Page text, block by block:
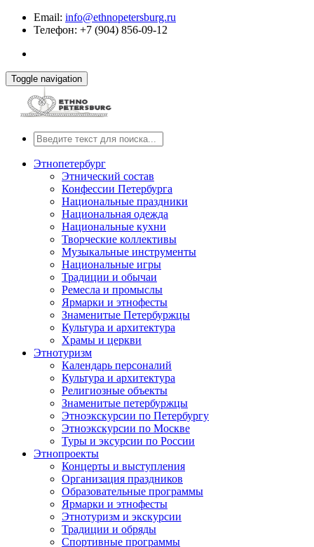
Email: info@ethnopetersburg.ru
Телефон: +7 (904) 856-09-12
Toggle navigation
Этнопетербург
Этнический состав
Конфессии Петербурга
Национальные праздники
Национальная одежда
Национальные кухни
Творческие коллективы
Музыкальные инструменты
Национальные игры
Традиции и обычаи
Ремесла и промыслы
Ярмарки и этнофесты
Знаменитые Петербуржцы
Культура и архитектура
Храмы и церкви
Этнотуризм
Календарь персоналий
Культура и архитектура
Религиозные объекты
Знаменитые петербуржцы
Этноэкскурсии по Петербургу
Этноэкскурсии по Москве
Туры и эксурсии по России
Этнопроекты
Концерты и выступления
Организация праздников
Образовательные программы
Ярмарки и этнофесты
Этнотуризм и экскурсии
Традиции и обряды
Спортивные программы